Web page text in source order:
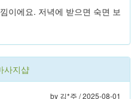
이에요. 저녁에 받으면 숙면 보
사지샵
by 김*주 /2025-08-01